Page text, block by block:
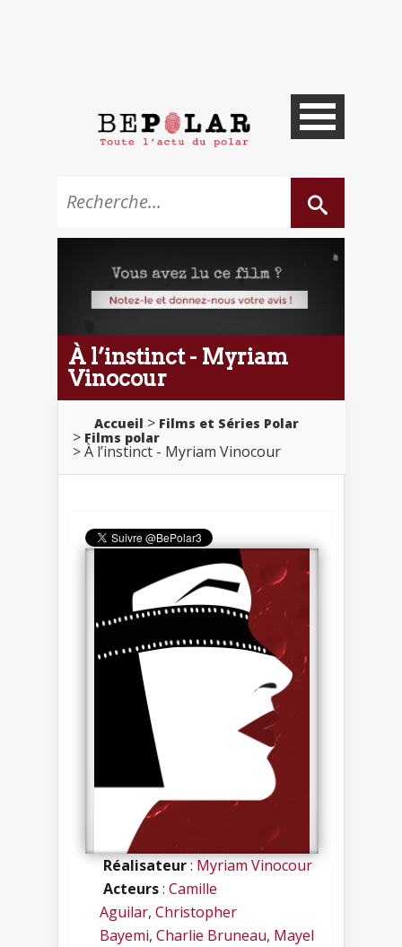
À l’instinct - Myriam
Vinocour
Accueil
Films et Séries Polar
Films polar
À l’instinct - Myriam Vinocour
Réalisateur:Myriam Vinocour
Acteurs: Camille
Aguilar, Christopher
Bayemi, Charlie Bruneau, Mayel